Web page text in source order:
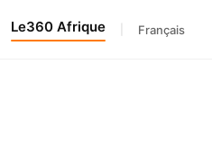
Le360 Afrique Français